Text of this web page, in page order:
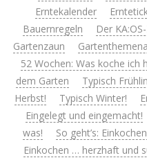
Erntekalender
Bauernregeln
Der
Gartenzaun
52 Wochen: Was koche ich
dem Garten
Typisch
Herbst!
Typisch Winter!
Eingelegt und eingemacht!
was!
So geht’s:
Einkochen … herzhaft und